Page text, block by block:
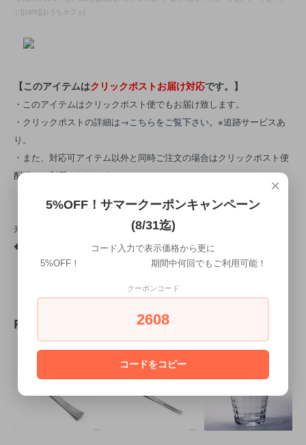
ツ][cafe][おうちカフェ]
【このアイテムはクリックポストお届け対応です。】
・このアイテムはクリックポスト便でもお届け致します。
・クリックポストの詳細は→こちらをご覧下さい。 ※追跡サービスあ
り。
・また、対応可アイテム以外と同時ご注文の場合はクリックポスト便
配送はご利用いただけません。
・お支払い方法は
・クリックポスト便の性格上、ポスト投函後の紛失については補償出
来ません。
◆ご心配の方は「当社指定便（宅配便）」をお選び下さい。
RECOMMENDED ITEM
×
5%OFF！サマークーポンキャンペーン
(8/31迄)
コード入力で表示価格から更に
5%OFF！ 期間中何回でもご利用可能！
クーポンコード
2608
コードをコピー